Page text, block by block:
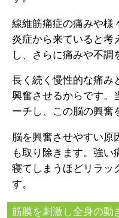
線維筋痛症の痛みや様
炎症から来ていると考
し、さらに痛みや不調
長く続く慢性的な痛み
興奮させるからです。
ーチし、この脳の興奮
脳を興奮させやすい原
も取り除きます。強い
寝てしまうほどリラッ
す。
筋膜を刺激し全身の動